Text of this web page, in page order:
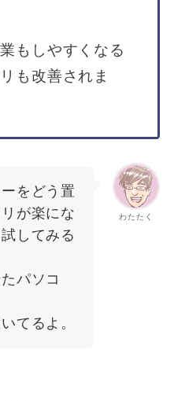
もしやすくなる
も改善されま
わたたく
をどう置
が楽にな
してみる
パソコ
てるよ。